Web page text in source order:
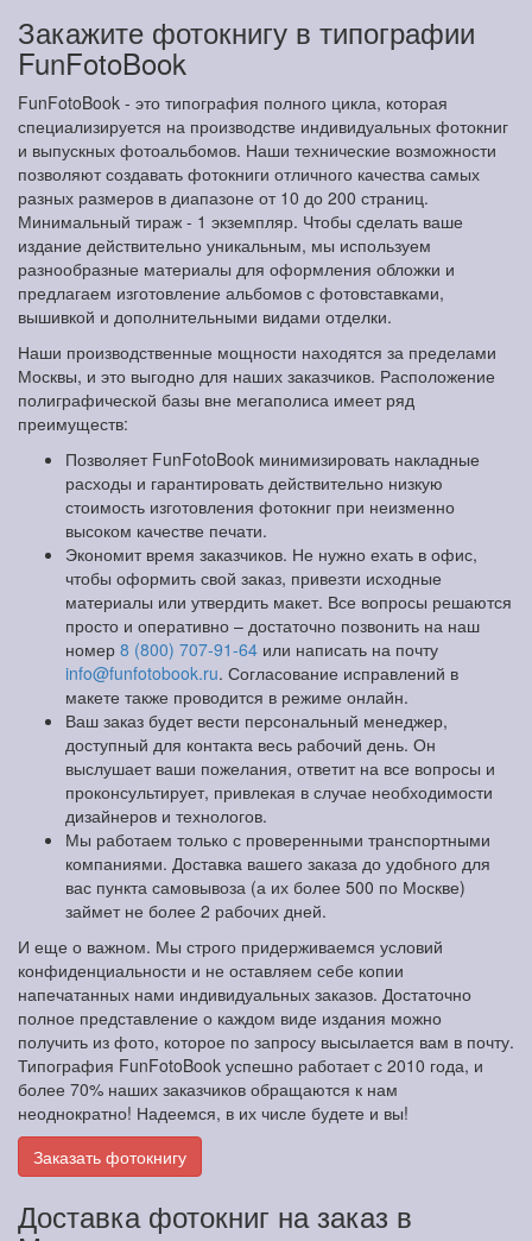
Закажите фотокнигу в типографии
FunFotoBook
FunFotoBook - это типография полного цикла, которая
специализируется на производстве индивидуальных фотокниг
и выпускных фотоальбомов. Наши технические возможности
позволяют создавать фотокниги отличного качества самых
разных размеров в диапазоне от 10 до 200 страниц.
Минимальный тираж - 1 экземпляр. Чтобы сделать ваше
издание действительно уникальным, мы используем
разнообразные материалы для оформления обложки и
предлагаем изготовление альбомов с фотовставками,
вышивкой и дополнительными видами отделки.
Наши производственные мощности находятся за пределами
Москвы, и это выгодно для наших заказчиков. Расположение
полиграфической базы вне мегаполиса имеет ряд
преимуществ:
Позволяет FunFotoBook минимизировать накладные
расходы и гарантировать действительно низкую
стоимость изготовления фотокниг при неизменно
высоком качестве печати.
Экономит время заказчиков. Не нужно ехать в офис,
чтобы оформить свой заказ, привезти исходные
материалы или утвердить макет. Все вопросы решаются
просто и оперативно – достаточно позвонить на наш
номер 8 (800) 707-91-64 или написать на почту
info@funfotobook.ru. Согласование исправлений в
макете также проводится в режиме онлайн.
Ваш заказ будет вести персональный менеджер,
доступный для контакта весь рабочий день. Он
выслушает ваши пожелания, ответит на все вопросы и
проконсультирует, привлекая в случае необходимости
дизайнеров и технологов.
Мы работаем только с проверенными транспортными
компаниями. Доставка вашего заказа до удобного для
вас пункта самовывоза (а их более 500 по Москве)
займет не более 2 рабочих дней.
И еще о важном. Мы строго придерживаемся условий
конфиденциальности и не оставляем себе копии
напечатанных нами индивидуальных заказов. Достаточно
полное представление о каждом виде издания можно
получить из фото, которое по запросу высылается вам в почту.
Типография FunFotoBook успешно работает с 2010 года, и
более 70% наших заказчиков обращаются к нам
неоднократно! Надеемся, в их числе будете и вы!
Заказать фотокнигу
Доставка фотокниг на заказ в